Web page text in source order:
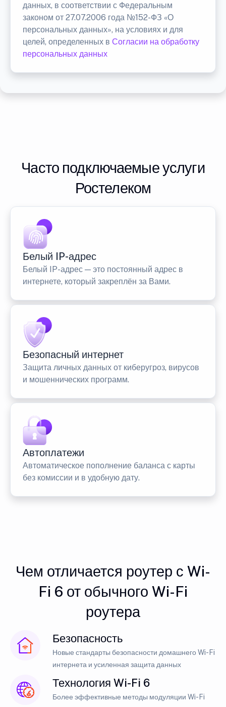
данных, в соответствии с Федеральным
законом от 27.07.2006 года №152-ФЗ «О
персональных данных», на условиях и для
целей, определенных в Согласии на обработку
персональных данных
Часто подключаемые услуги
Ростелеком
Белый IP-адрес
Белый IP-адрес — это постоянный адрес в
интернете, который закреплён за Вами.
Безопасный интернет
Защита личных данных от киберугроз, вирусов
и мошеннических программ.
Автоплатежи
Автоматическое пополнение баланса с карты
без комиссии и в удобную дату.
Чем отличается роутер с Wi-
Fi 6 от обычного Wi-Fi
роутера
Безопасность
Новые стандарты безопасности домашнего Wi-Fi
интернета и усиленная защита данных
Технология Wi-Fi 6
Более эффективные методы модуляции Wi-Fi